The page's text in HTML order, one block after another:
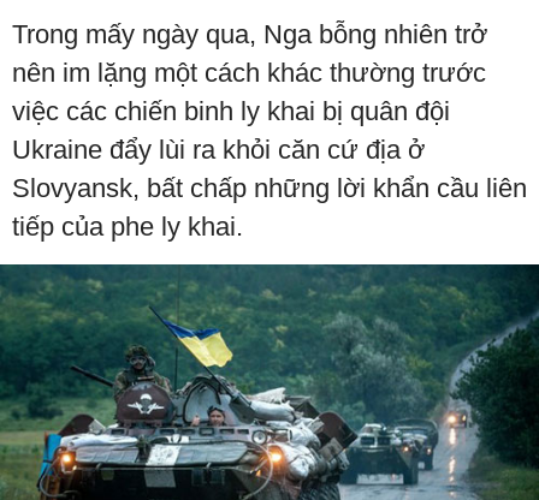
Trong mấy ngày qua, Nga bỗng nhiên trở
nên im lặng một cách khác thường trước
việc các chiến binh ly khai bị quân đội
Ukraine đẩy lùi ra khỏi căn cứ địa ở
Slovyansk, bất chấp những lời khẩn cầu liên
tiếp của phe ly khai.